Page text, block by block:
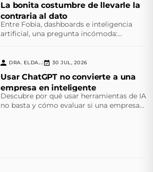
La bonita costumbre de llevarle la
contraria al dato
Entre Fobia, dashboards e inteligencia
artificial, una pregunta incómoda:
DRA. ELDA...| 30 JUL, 2026
Usar ChatGPT no convierte a una
empresa en inteligente
Descubre por qué usar herramientas de IA
no basta y cómo evaluar si una empresa